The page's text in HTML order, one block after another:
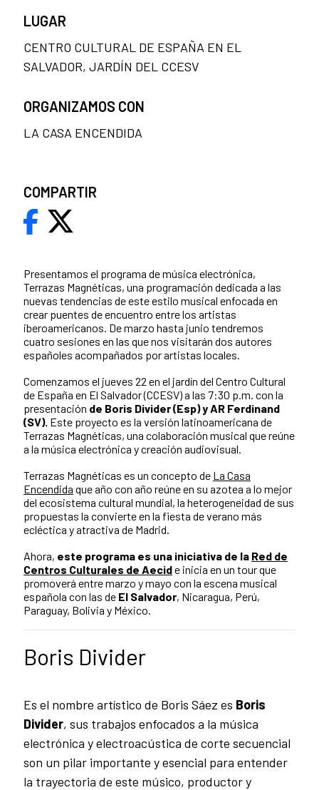
Presentamos el programa de música electrónica,
Terrazas Magnéticas, una programación dedicada a las
nuevas tendencias de este estilo musical enfocada en
crear puentes de encuentro entre los artistas
iberoamericanos. De marzo hasta junio tendremos
cuatro sesiones en las que nos visitarán dos autores
españoles acompañados por artistas locales.
Comenzamos el jueves 22 en el jardín del Centro Cultural
de España en El Salvador (CCESV) a las 7:30 p.m. con la
presentación de Boris Divider (Esp) y AR Ferdinand
(SV). Este proyecto es la versión latinoamericana de
Terrazas Magnéticas, una colaboración musical que reúne
a la música electrónica y creación audiovisual.
Terrazas Magnéticas es un concepto de La Casa
Encendida que año con año reúne en su azotea a lo mejor
del ecosistema cultural mundial, la heterogeneidad de sus
propuestas la convierte en la fiesta de verano más
ecléctica y atractiva de Madrid.
Ahora, este programa es una iniciativa de la Red de
Centros Culturales de Aecide inicia en un tour que
promoverá entre marzo y mayo con la escena musical
española con las de El Salvador, Nicaragua, Perú,
Paraguay, Bolivia y México.
Boris Divider
Es el nombre artístico de Boris Sáez es Boris
Divider, sus trabajos enfocados a la música
electrónica y electroacústica de corte secuencial
son un pilar importante y esencial para entender
la trayectoria de este músico, productor y
LUGAR
CENTRO CULTURAL DE ESPAÑA EN EL
SALVADOR, JARDÍN DEL CCESV
ORGANIZAMOS CON
LA CASA ENCENDIDA
COMPARTIR